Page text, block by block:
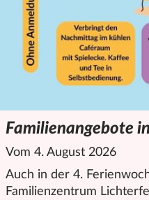
Familienangebote
Vom 4. August 2026
Auch in der 4.
Familienzentrum